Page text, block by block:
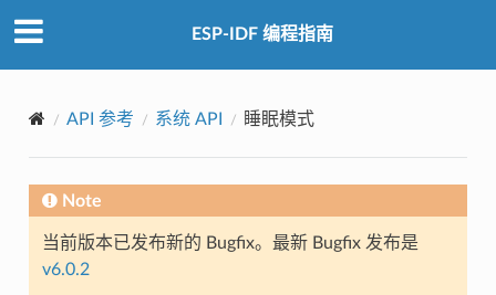
ESP-IDF 编程指南
API 参考 系统 API 睡眠模式
Note
当前版本已发布新的 Bugfix。最新 Bugfix 发布是
v6.0.2